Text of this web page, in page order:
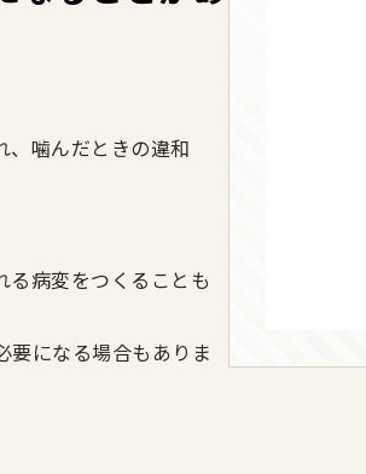
、噛んだときの違和
る病変をつくることも
要になる場合もありま